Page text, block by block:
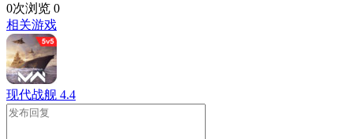
0次浏览 0
相关游戏
现代战舰 4.4